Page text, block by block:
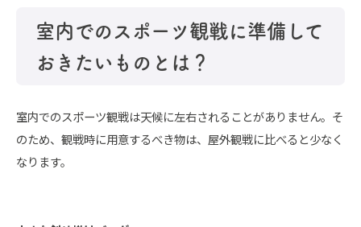
室内でのスポーツ観戦に準備して
おきたいものとは？
室内でのスポーツ観戦は天候に左右されることがありません。そ
のため、観戦時に用意するべき物は、屋外観戦に比べると少なく
なります。